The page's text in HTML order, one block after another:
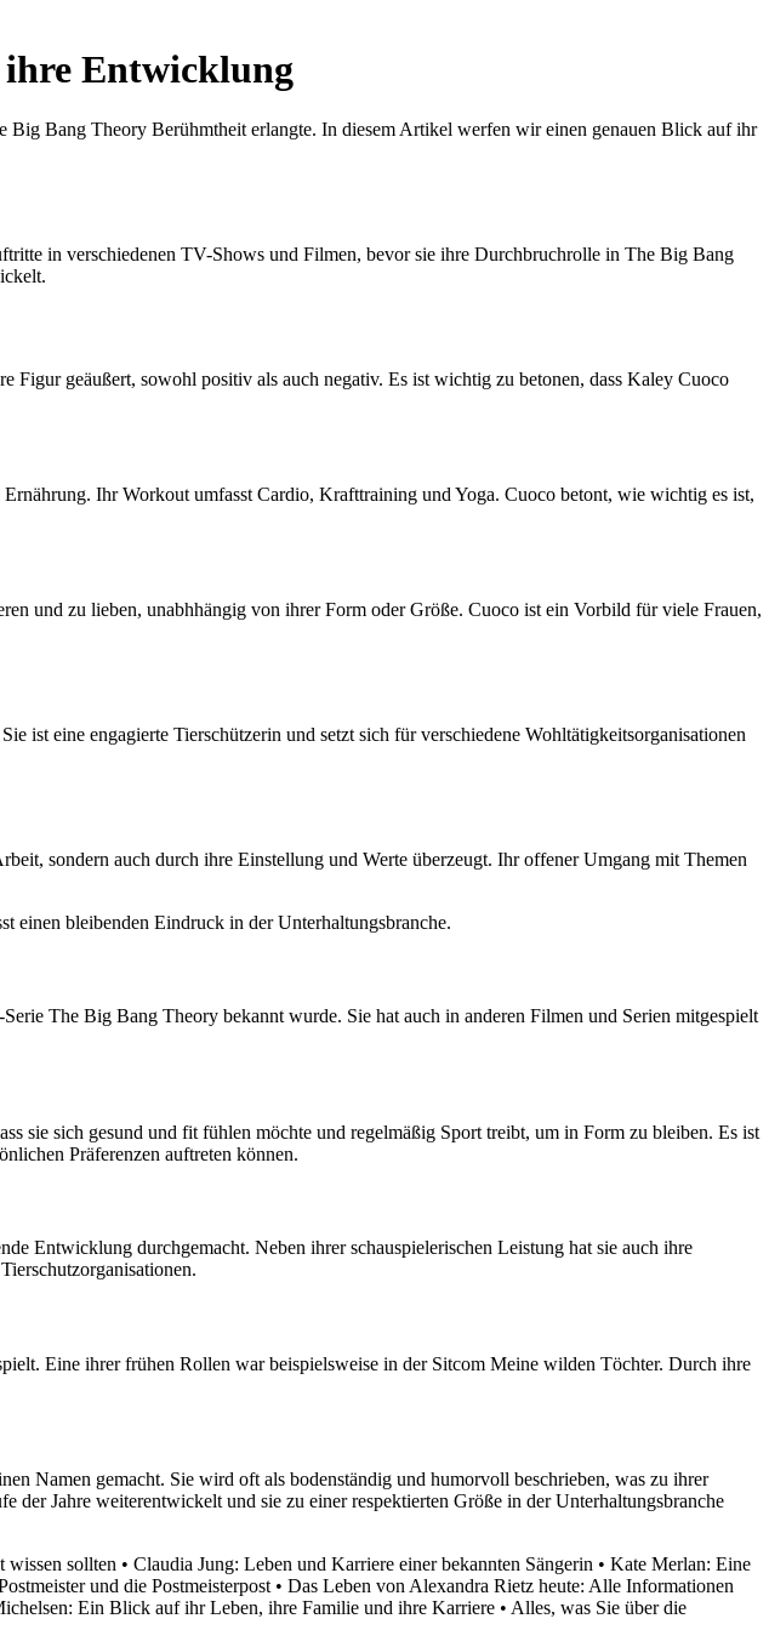
Entwicklung
Bang Theory Berühmtheit erlangte. In diesem Artikel werfen wir einen genauen Blick auf ihr
in verschiedenen TV-Shows und Filmen, bevor sie ihre Durchbruchrolle in The Big Bang
geäußert, sowohl positiv als auch negativ. Es ist wichtig zu betonen, dass Kaley Cuoco
Ihr Workout umfasst Cardio, Krafttraining und Yoga. Cuoco betont, wie wichtig es ist,
und zu lieben, unabhhängig von ihrer Form oder Größe. Cuoco ist ein Vorbild für viele Frauen,
ist eine engagierte Tierschützerin und setzt sich für verschiedene Wohltätigkeitsorganisationen
sondern auch durch ihre Einstellung und Werte überzeugt. Ihr offener Umgang mit Themen
einen bleibenden Eindruck in der Unterhaltungsbranche.
The Big Bang Theory bekannt wurde. Sie hat auch in anderen Filmen und Serien mitgespielt
sie sich gesund und fit fühlen möchte und regelmäßig Sport treibt, um in Form zu bleiben. Es ist
Präferenzen auftreten können.
Entwicklung durchgemacht. Neben ihrer schauspielerischen Leistung hat sie auch ihre
Eine ihrer frühen Rollen war beispielsweise in der Sitcom Meine wilden Töchter. Durch ihre
Namen gemacht. Sie wird oft als bodenständig und humorvoll beschrieben, was zu ihrer
Jahre weiterentwickelt und sie zu einer respektierten Größe in der Unterhaltungsbranche
wissen sollten • Claudia Jung: Leben und Karriere einer bekannten Sängerin • Kate Merlan: Eine
und die Postmeisterpost • Das Leben von Alexandra Rietz heute: Alle Informationen
Ein Blick auf ihr Leben, ihre Familie und ihre Karriere • Alles, was Sie über die